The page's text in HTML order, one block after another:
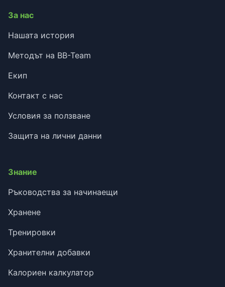
За нас
Нашата история
Методът на BB-Team
Екип
Контакт с нас
Условия за ползване
Защита на лични данни
Знание
Ръководства за начинаещи
Хранене
Тренировки
Хранителни добавки
Калориен калкулатор